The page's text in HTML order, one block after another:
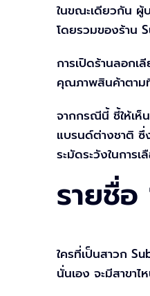
ในขณะเดียวกัน ผู้
โดยรวมของร้าน
การเปิดร้านลอก
คุณภาพสินค้าตาม
จากกรณีนี้ ชี้ให้เห็
แบรนด์ต่างชาติ ซึ่
ระมัดระวังในการ
รายชื่
ใครที่เป็นสาวก
นั่นเอง จะมีสาขา